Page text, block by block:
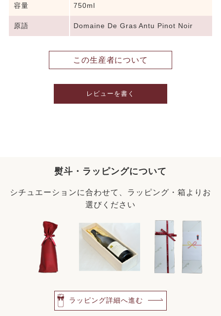
容量 750ml
原語 Domaine De Gras Antu Pinot Noir
この生産者について
レビューを書く
熨斗・ラッピングについて
シチュエーションに合わせて、ラッピング・箱よりお
選びください
ラッピング詳細へ進む